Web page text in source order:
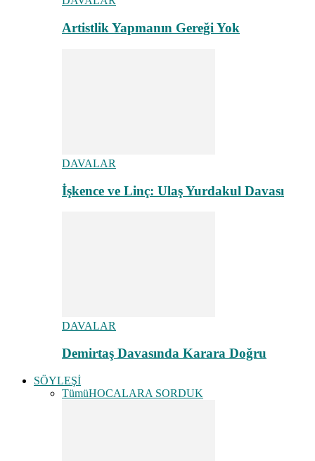
Artistlik Yapmanın Gereği Yok
DAVALAR
İşkence ve Linç: Ulaş Yurdakul Davası
DAVALAR
Demirtaş Davasında Karara Doğru
SÖYLEŞİ
TümüHOCALARA SORDUK